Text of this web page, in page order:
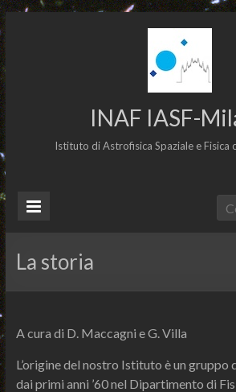
INAF IASF-
Istituto di Astrofisica Spaziale e Fisica
La storia
A cura di D. Maccagni e G. Villa
L’origine del nostro Istituto è un gruppo
dai primi anni ’60 nel Dipartimento di